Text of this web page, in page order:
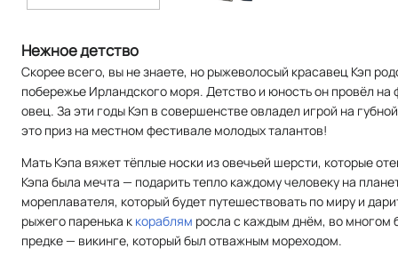
Нежное детство
Скорее всего, вы не знаете, но рыжеволосый красавец Кэп
побережье Ирландского моря. Детство и юность он провёл на
овец. За эти годы Кэп в совершенстве овладел игрой на
это приз на местном фестивале молодых талантов!
Мать Кэпа вяжет тёплые носки из овечьей шерсти, которые
Кэпа была мечта — подарить тепло каждому человеку на
мореплавателя, который будет путешествовать по миру и
рыжего паренька к кораблям росла с каждым днём, во многом
предке — викинге, который был отважным мореходом.